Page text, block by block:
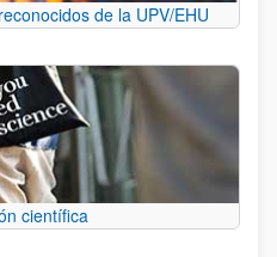
de la UPV/EHU
científica